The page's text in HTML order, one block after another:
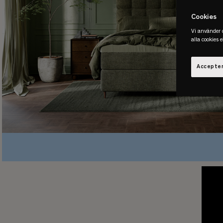
Cookies
Vi använder
alla cookies